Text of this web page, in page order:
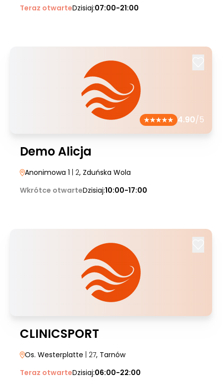
Teraz otwarteDzisiaj:07:00-21:00
4.90/5
Demo Alicja
Anonimowa 1 | 2, Zduńska Wola
Wkrótce otwarteDzisiaj:10:00-17:00
CLINICSPORT
Os. Westerplatte | 27, Tarnów
Teraz otwarteDzisiaj:06:00-22:00